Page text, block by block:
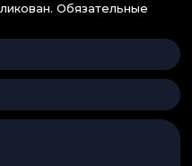
Обязательные